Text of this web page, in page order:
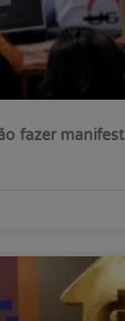
fazer